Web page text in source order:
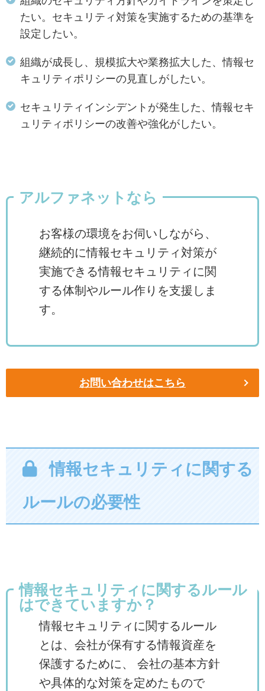
たい。セキュリティ対策を実施するための基準を
設定したい。
組織が成長し、規模拡大や業務拡大した、情報セ
キュリティポリシーの見直しがしたい。
セキュリティインシデントが発生した、情報セキ
ュリティポリシーの改善や強化がしたい。
アルファネットなら
お客様の環境をお伺いしながら、
継続的に情報セキュリティ対策が
実施できる情報セキュリティに関
する体制やルール作りを支援しま
す。
お問い合わせはこちら
情報セキュリティに関する
ルールの必要性
情報セキュリティに関するルール
はできていますか？
情報セキュリティに関するルール
とは、会社が保有する情報資産を
保護するために、 会社の基本方針
や具体的な対策を定めたもので